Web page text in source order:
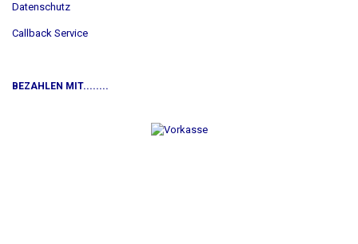
Datenschutz
Callback Service
BEZAHLEN MIT........